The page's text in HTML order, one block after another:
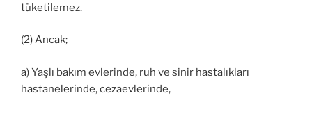
tüketilemez.
(2) Ancak;
a) Yaşlı bakım evlerinde, ruh ve sinir hastalıkları
hastanelerinde, cezaevlerinde,